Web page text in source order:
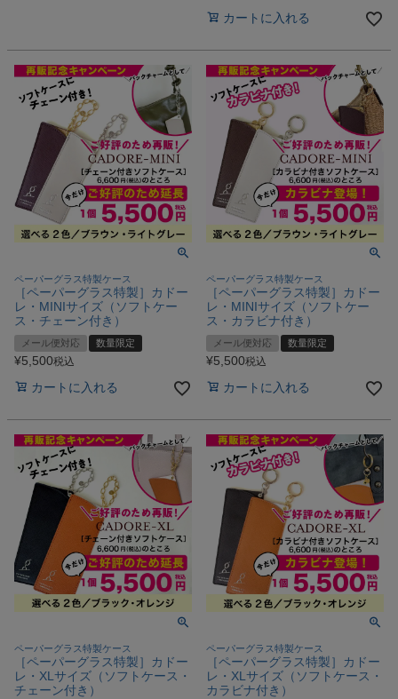
カートに入れる
ペーパーグラス特製ケース
［ペーパーグラス特製］カドー
レ・MINIサイズ（ソフトケー
ス・チェーン付き）
メール便対応 数量限定
¥5,500税込
カートに入れる
ペーパーグラス特製ケース
［ペーパーグラス特製］カドー
レ・MINIサイズ（ソフトケー
ス・カラビナ付き）
メール便対応 数量限定
¥5,500税込
カートに入れる
ペーパーグラス特製ケース
［ペーパーグラス特製］カドー
レ・XLサイズ（ソフトケース・
チェーン付き）
ペーパーグラス特製ケース
［ペーパーグラス特製］カドー
レ・XLサイズ（ソフトケース・
カラビナ付き）